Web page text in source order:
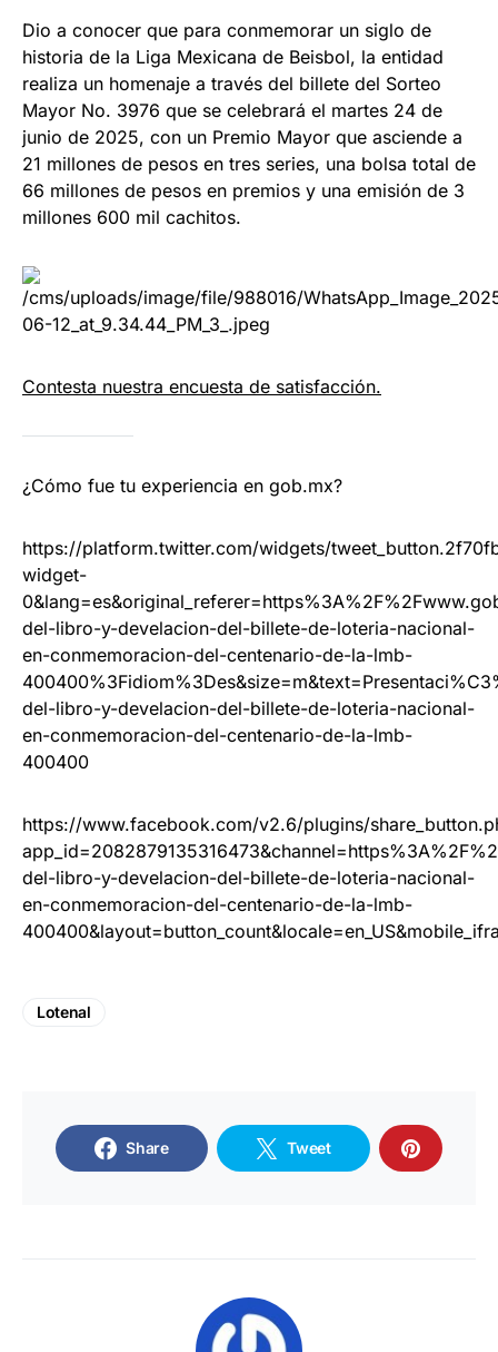
Dio a conocer que para conmemorar un siglo de
historia de la Liga Mexicana de Beisbol, la entidad
realiza un homenaje a través del billete del Sorteo
Mayor No. 3976 que se celebrará el martes 24 de
junio de 2025, con un Premio Mayor que asciende a
21 millones de pesos en tres series, una bolsa total de
66 millones de pesos en premios y una emisión de 3
millones 600 mil cachitos.
Contesta nuestra encuesta de satisfacción.
¿Cómo fue tu experiencia en gob.mx?
https://platform.twitter.com/widgets/
widget-
del-libro-y-develacion-del-billete-de-loteria-nacional-
en-conmemoracion-del-centenario-de-la-lmb-
del-libro-y-develacion-del-billete-de-loteria-nacional-
en-conmemoracion-del-centenario-de-la-lmb-
400400
https://www.facebook.com/v2.6/plugins/
del-libro-y-develacion-del-billete-de-loteria-nacional-
en-conmemoracion-del-centenario-de-la-lmb-
Lotenal
Share Tweet